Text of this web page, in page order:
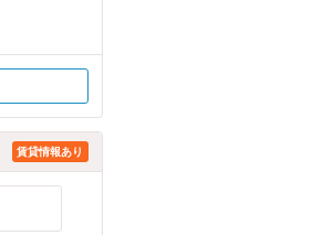
賃貸情報あり